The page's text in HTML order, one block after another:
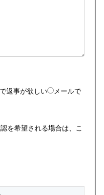
返事が欲しい
メールで
を希望される場合は、こ